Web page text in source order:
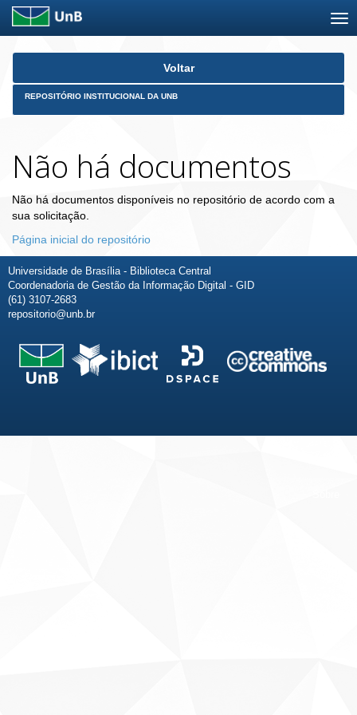
Skip
Voltar
REPOSITÓRIO INSTITUCIONAL DA UNB
Não há documentos
Não há documentos disponíveis no repositório de acordo com a
sua solicitação.
Página inicial do repositório
Universidade de Brasília - Biblioteca Central
Coordenadoria de Gestão da Informação Digital - GID
(61) 3107-2683
repositorio@unb.br